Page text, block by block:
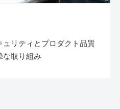
ュリティとプロダクト品質
な取り組み